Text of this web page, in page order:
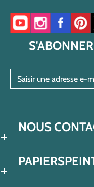
Accéder à notre
Accéder àAccéder
NOUS